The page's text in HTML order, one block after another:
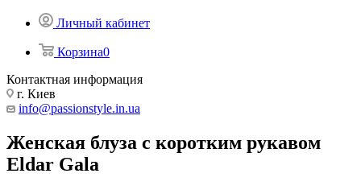
Личный кабинет
Корзина0
Контактная информация
г. Киев
info@passionstyle.in.ua
Женская блуза с коротким рукавом
Eldar Gala